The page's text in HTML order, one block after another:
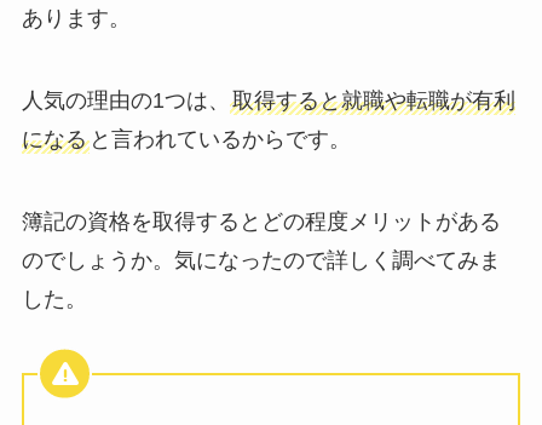
あります。
人気の理由の1つは、 取得すると就職や転職が有利
になると言われているからです。
簿記の資格を取得するとどの程度メリットがある
のでしょうか。気になったので詳しく調べてみま
した。